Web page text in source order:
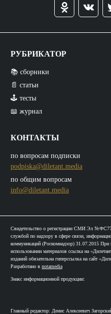
РУБРИКАТОР
📚 сборники
📄 статьи
🕹️ тесты
📖 журнал
КОНТАКТЫ
по вопросам подписки
podpiska@diletant.media
по общим вопросам
info@diletant.media
Свидетельство о регистрации СМИ Эл
службой по надзору в сфере связи,
коммуникаций (Роскомнадзор) 31.07.2015 При
использовании материалов ссылка на
изданий обязательна гиперссылка на сайт
Разработано в notamedia
Знакс информационной продукции:
Главный редактор: Денис Алексеевич